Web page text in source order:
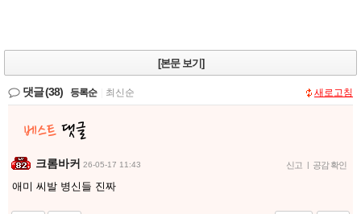
[본문 보기]
댓글(38) 등록순 최신순 새로고침
크롬바커 26-05-17 11:43 신고 | 공감 확인
애미 씨발 병신들 진짜